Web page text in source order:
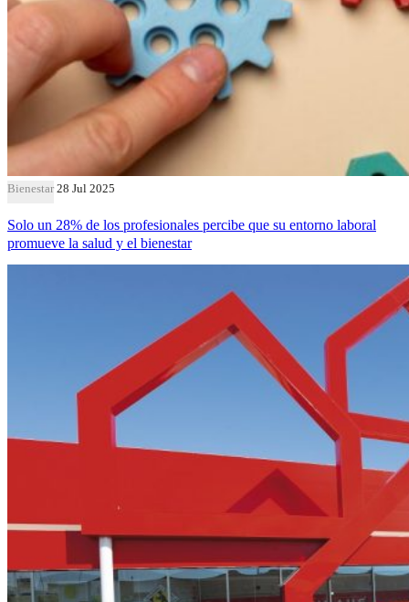
Bienestar 28 Jul 2025
Solo un 28% de los profesionales percibe que su entorno laboral
promueve la salud y el bienestar